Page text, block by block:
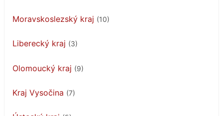
Moravskoslezský kraj (10)
Liberecký kraj (3)
Olomoucký kraj (9)
Kraj Vysočina (7)